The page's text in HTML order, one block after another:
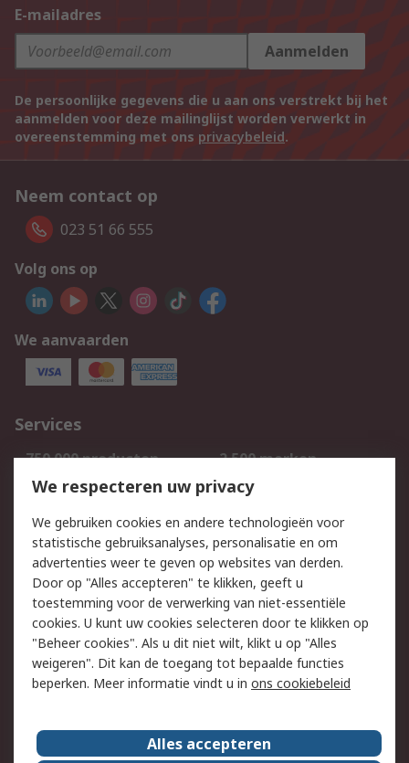
E-mailadres
Aanmelden
De persoonlijke gegevens die u aan ons verstrekt bij het
aanmelden voor deze mailinglijst worden verwerkt in
overeenstemming met ons privacybeleid.
Neem contact op
023 51 66 555
Volg ons op
We aanvaarden
Services
750.000 producten
2.500 merken
Bestellen
Inkoopoplossingen
Track & Trace
Wettelijk
Cookiebeleid
Email veiligheid
Privacybeleid
Websitevoorwaarden
Algemene
verkoopvoorwaarden
Over RS
We respecteren uw privacy
We gebruiken cookies en andere technologieën voor
statistische gebruiksanalyses, personalisatie en om
advertenties weer te geven op websites van derden.
Door op "Alles accepteren" te klikken, geeft u
toestemming voor de verwerking van niet-essentiële
cookies. U kunt uw cookies selecteren door te klikken op
"Beheer cookies". Als u dit niet wilt, klikt u op "Alles
weigeren". Dit kan de toegang tot bepaalde functies
beperken. Meer informatie vindt u in ons cookiebeleid
Alles accepteren